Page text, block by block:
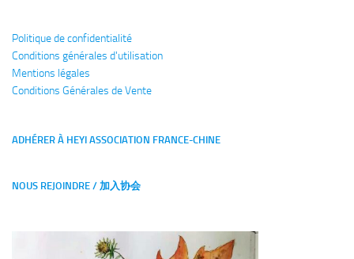
Politique de confidentialité
Conditions générales d'utilisation
Mentions légales
Conditions Générales de Vente
ADHÉRER À HEYI ASSOCIATION FRANCE-CHINE
NOUS REJOINDRE / 加入协会